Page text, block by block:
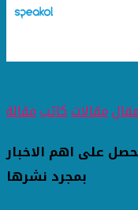
مقالاتكاتبمقالة
على اهم الاخبار
بمجرد نشرها